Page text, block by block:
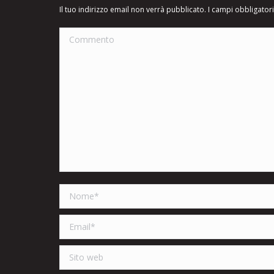
Il tuo indirizzo email non verrà pubblicato. I campi
Commento
Nome *
Email *
Sito web